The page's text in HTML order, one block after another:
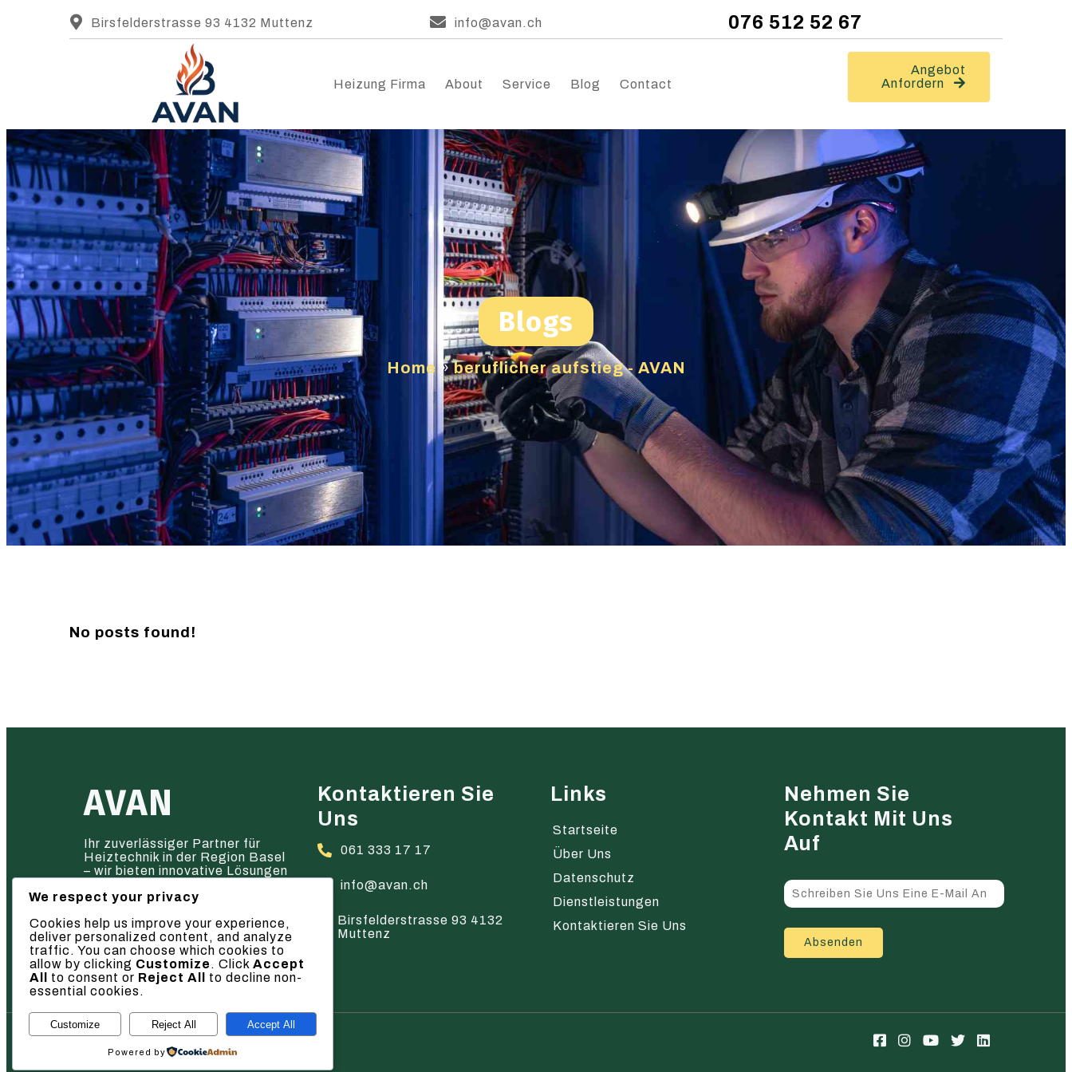
Birsfelderstrasse 93 4132 Muttenz info@avan.ch 076 512 52 67
Heizung Firma About Service Blog Contact
Angebot
Anfordern
Blogs
Home »beruflicher aufstieg - AVAN
No posts found!
AVAN
Ihr zuverlässiger Partner für
Heiztechnik in der Region Basel
– wir bieten innovative Lösungen
Kontaktieren Sie
Uns
061 333 17 17
info@avan.ch
Birsfelderstrasse 93 4132
Muttenz
Links
Startseite
Über Uns
Datenschutz
Dienstleistungen
Kontaktieren Sie Uns
Nehmen Sie
Kontakt Mit Uns
Auf
Absenden
© 2026 AVAN
We respect your privacy
Cookies help us improve your experience,
deliver personalized content, and analyze
traffic. You can choose which cookies to
allow by clicking Customize . Click Accept
All
to consent or Reject All
to decline non-
essential cookies.
Customize Reject All Accept All
Powered by